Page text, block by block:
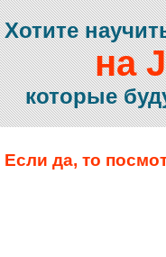
Хотите
на
которые
Если да, то